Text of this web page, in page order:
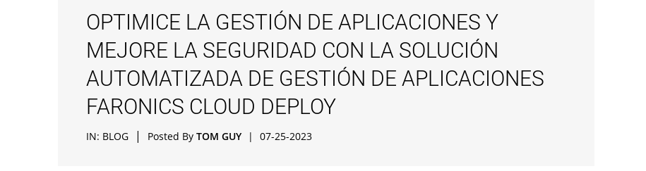
OPTIMICE LA GESTIÓN DE APLICACIONES Y
MEJORE LA SEGURIDAD CON LA SOLUCIÓN
AUTOMATIZADA DE GESTIÓN DE APLICACIONES
FARONICS CLOUD DEPLOY
IN: BLOG | Posted By TOM GUY | 07-25-2023